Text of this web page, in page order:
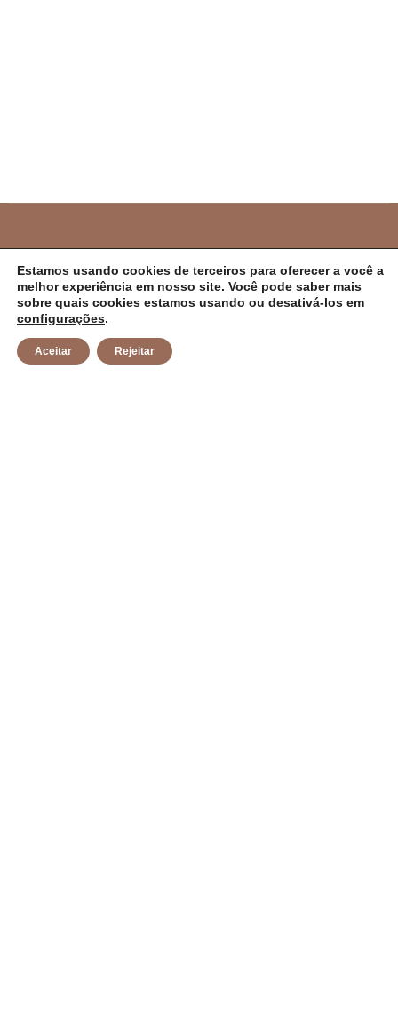
PREFEITURA MUNICIPAL DE CAMPO ALEGRE
DE LOURDES/BA
CNPJ: 14.117.329/0001-41 Endereço: Rua Abílio Dias S/N,
Centro, Campo Alegre de Lourdes/BA Horário de
Estamos usando cookies de terceiros para oferecer a você a
melhor experiência em nosso site. Você pode saber mais
sobre quais cookies estamos usando ou desativá-los em
configurações.
Aceitar Rejeitar